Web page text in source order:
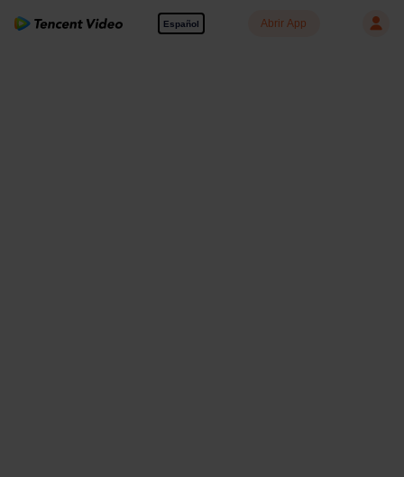
Español Abrir App